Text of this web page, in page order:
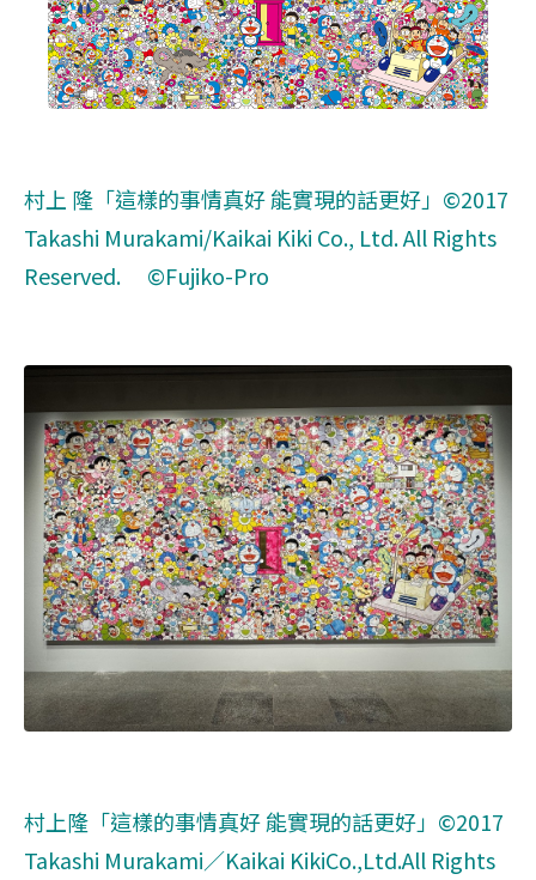
村上 隆「這樣的事情真好 能實現的話更好」©2017
Takashi Murakami/Kaikai Kiki Co., Ltd. All Rights
Reserved. ©Fujiko-Pro
村上隆「這樣的事情真好 能實現的話更好」©2017
Takashi Murakami／Kaikai KikiCo.,Ltd.All Rights